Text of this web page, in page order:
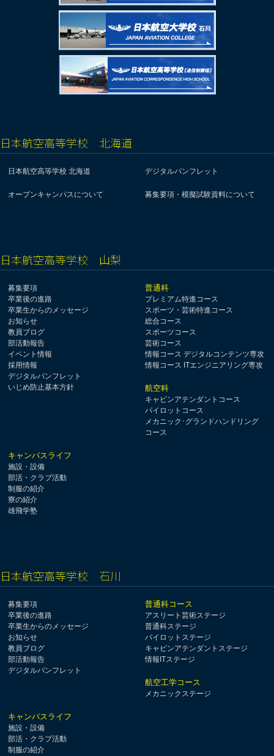
日本航空高等学校 北海道
日本航空高等学校 北海道 デジタルパンフレット
オープンキャンパスについて 募集要項・模擬試験資料について
日本航空高等学校 山梨
募集要項
卒業後の進路
卒業生からのメッセージ
お知らせ
教員ブログ
部活動報告
イベント情報
採用情報
デジタルパンフレット
いじめ防止基本方針
普通科
プレミアム特進コース
スポーツ・芸術特進コース
総合コース
スポーツコース
芸術コース
情報コース デジタルコンテンツ専攻
情報コース ITエンジニアリング専攻
航空科
キャビンアテンダントコース
パイロットコース
メカニック･グランドハンドリング
コース
キャンパスライフ
施設・設備
部活・クラブ活動
制服の紹介
寮の紹介
雄飛学塾
日本航空高等学校 石川
募集要項
卒業後の進路
卒業生からのメッセージ
お知らせ
教員ブログ
部活動報告
デジタルパンフレット
普通科コース
アスリート芸術ステージ
普通科ステージ
パイロットステージ
キャビンアテンダントステージ
情報ITステージ
航空工学コース
メカニックステージ
キャンパスライフ
施設・設備
部活・クラブ活動
制服の紹介